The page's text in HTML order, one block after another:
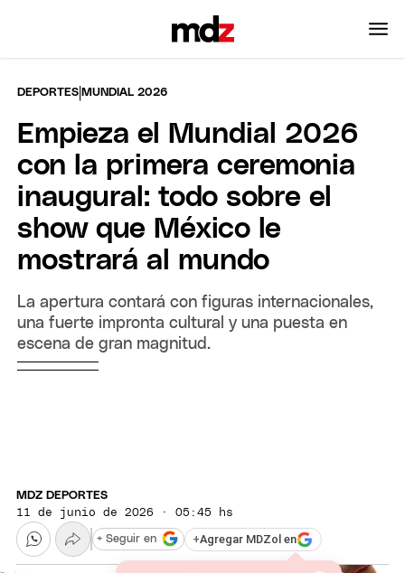
DEPORTES |MUNDIAL 2026
Empieza el Mundial 2026
con la primera ceremonia
inaugural: todo sobre el
show que México le
mostrará al mundo
La apertura contará con figuras internacionales,
una fuerte impronta cultural y una puesta en
escena de gran magnitud.
MDZ DEPORTES
11 de junio de 2026 · 05:45 hs
+Agregar MDZol en
+ Seguir en